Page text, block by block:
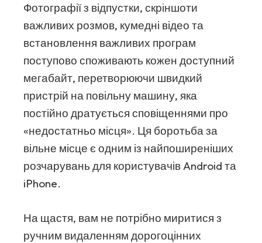
Фотографії з відпустки, скріншоти
важливих розмов, кумедні відео та
встановлення важливих програм
поступово споживають кожен доступний
мегабайт, перетворюючи швидкий
пристрій на повільну машину, яка
постійно дратується сповіщеннями про
«недостатньо місця». Ця боротьба за
вільне місце є одним із найпоширеніших
розчарувань для користувачів Android та
iPhone.
На щастя, вам не потрібно миритися з
ручним видаленням дорогоцінних